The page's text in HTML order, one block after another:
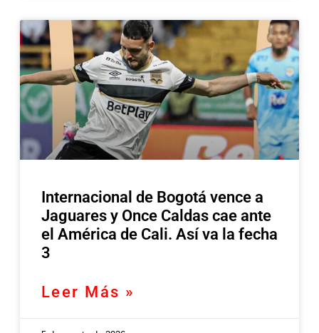
Internacional de Bogotá vence a
Jaguares y Once Caldas cae ante
el América de Cali. Así va la fecha
3
Leer Más »